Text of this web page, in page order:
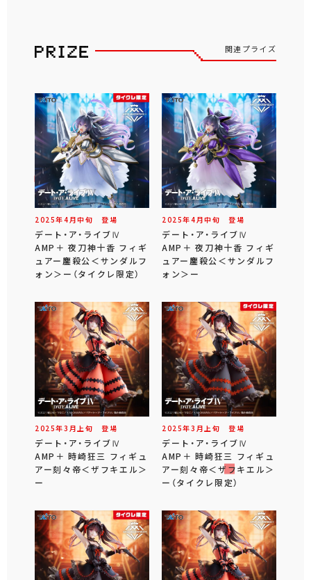
関連プライズ
2025年4 月中旬 登場
デート・ア・ライブⅣ
AMP＋ 夜刀神十香 フィギ
ュアー鏖殺公＜サンダルフ
ォン＞ー（タイクレ限定）
2025年4 月中旬 登場
デート・ア・ライブⅣ
AMP＋ 夜刀神十香 フィギ
ュアー鏖殺公＜サンダルフ
ォン＞ー
2025年3 月 上旬 登場
デート・ア・ライブⅣ
AMP＋ 時崎狂三 フィギュ
アー刻々帝＜ザフキエル＞
ー
2025年3 月 上旬 登場
デート・ア・ライブⅣ
AMP＋ 時崎狂三 フィギュ
アー刻々帝＜ザフキエル＞
ー（タイクレ限定）